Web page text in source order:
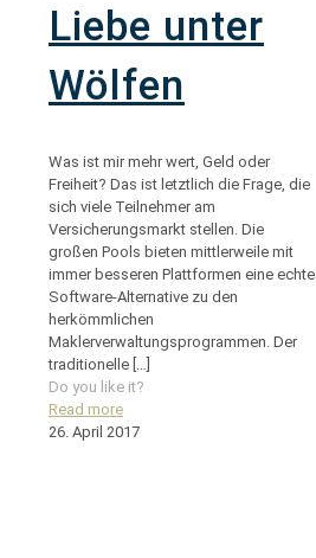
Liebe unter
Wölfen
Was ist mir mehr wert, Geld oder
Freiheit? Das ist letztlich die Frage, die
sich viele Teilnehmer am
Versicherungsmarkt stellen. Die
großen Pools bieten mittlerweile mit
immer besseren Plattformen eine echte
Software-Alternative zu den
herkömmlichen
Maklerverwaltungsprogrammen. Der
traditionelle […]
Do you like it?
Read more
26. April 2017